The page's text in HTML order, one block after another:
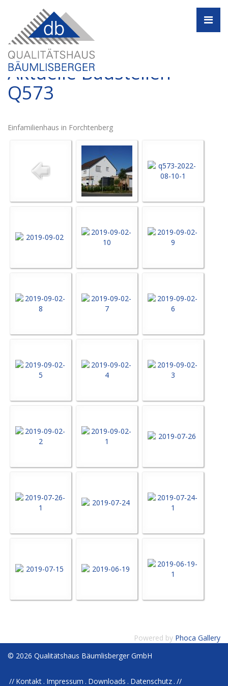
Aktuelle Baustellen -
Q573
Einfamilienhaus in Forchtenberg
Powered by Phoca Gallery
© 2026 Qualitätshaus Bäumlisberger GmbH
Kontakt Impressum Downloads Datenschutz //